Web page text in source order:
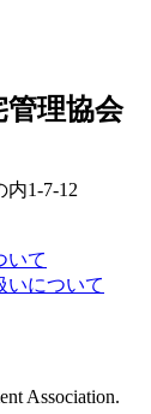
管理協会
1-7-12
いて
いについて
Association.